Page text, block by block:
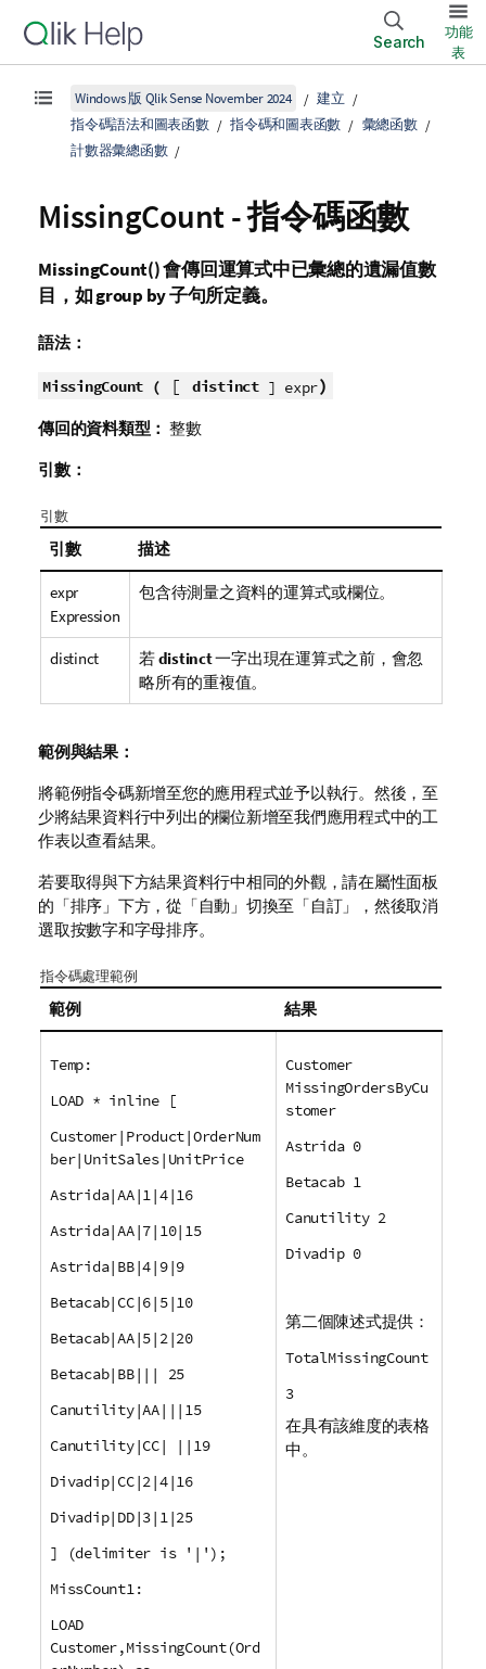
Search
功能
表
Windows 版 Qlik Sense November 2024
建立
指令碼語法和圖表函數
指令碼和圖表函數
彙總函數
計數器彙總函數
MissingCount - 指令碼函數
MissingCount()會傳回運算式中已彙總的遺漏值數
目，如group by子句所定義。
語法：
MissingCount ( [ distinct] expr)
傳回的資料類型： 整數
引數：
引數
引數 描述
expr
Expression
包含待測量之資料的運算式或欄位。
distinct 若distinct一字出現在運算式之前，會忽
略所有的重複值。
範例與結果：
將範例指令碼新增至您的應用程式並予以執行。然後，至
少將結果資料行中列出的欄位新增至我們應用程式中的工
作表以查看結果。
若要取得與下方結果資料行中相同的外觀，請在屬性面板
的「排序」下方，從「自動」切換至「自訂」，然後取消
選取按數字和字母排序。
指令碼處理範例
範例 結果
Temp:
LOAD * inline [
Customer|Product|OrderNum
ber|UnitSales|UnitPrice
Astrida|AA|1|4|16
Astrida|AA|7|10|15
Astrida|BB|4|9|9
Betacab|CC|6|5|10
Betacab|AA|5|2|20
Betacab|BB||| 25
Canutility|AA|||15
Canutility|CC| ||19
Divadip|CC|2|4|16
Divadip|DD|3|1|25
] (delimiter is '|');
MissCount1:
LOAD
Customer,MissingCount(Ord
Customer
MissingOrdersByCu
stomer
Astrida 0
Betacab 1
Canutility 2
Divadip 0
第二個陳述式提供：
TotalMissingCount
3
在具有該維度的表格
中。